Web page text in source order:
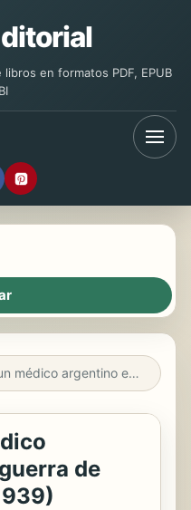
en formatos PDF, EPUB
Diario de un médico argentino en la guerra de España (1936-1939)
de